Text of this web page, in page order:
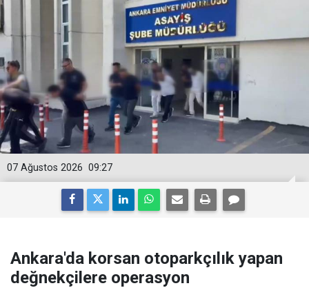
09:27
07 Ağustos 2026
Ankara'da korsan otoparkçılık yapan
değnekçilere operasyon